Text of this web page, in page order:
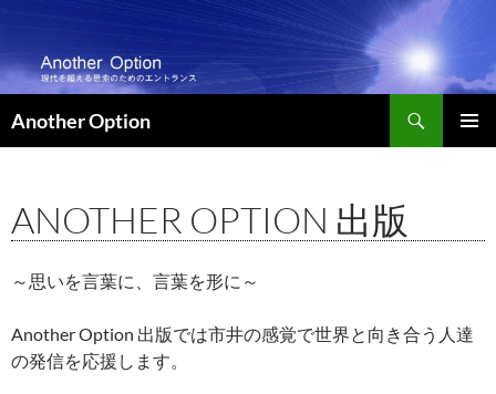
テ
ン
ツ
へ
ッ
Another Option
索
ANOTHER OPTION 出版
～思いを言葉に、言葉を形に～
Another Option 出版では市井の感覚で世界と向き合う人達
の発信を応援します。